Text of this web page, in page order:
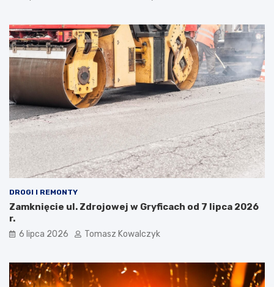
DROGI I REMONTY
Zamknięcie ul. Zdrojowej w Gryficach od 7 lipca 2026
r.
6 lipca 2026 Tomasz Kowalczyk